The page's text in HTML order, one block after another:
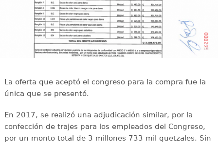
La oferta que aceptó el congreso para la compra fue la
única que se presentó.
En 2017, se realizó una adjudicación similar, por la
confección de trajes para los empleados del Congreso,
por un monto total de 3 millones 733 mil quetzales. Sin